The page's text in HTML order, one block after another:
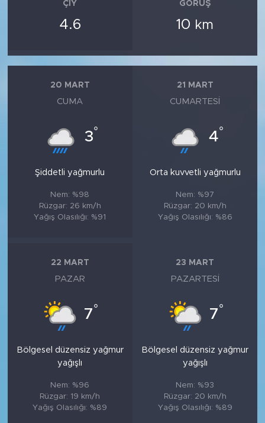
ÇIY
4.6
GÖRÜŞ
10 km
20 MART
CUMA
3°
Şiddetli yağmurlu
Nem: %98
Rüzgar: 26 km/h
Yağış Olasılığı: %91
21 MART
CUMARTESI
4°
Orta kuvvetli yağmurlu
Nem: %97
Rüzgar: 20 km/h
Yağış Olasılığı: %86
22 MART
PAZAR
7°
Bölgesel düzensiz yağmur
yağışlı
Nem: %96
Rüzgar: 19 km/h
Yağış Olasılığı: %89
23 MART
PAZARTESI
7°
Bölgesel düzensiz yağmur
yağışlı
Nem: %93
Rüzgar: 20 km/h
Yağış Olasılığı: %89